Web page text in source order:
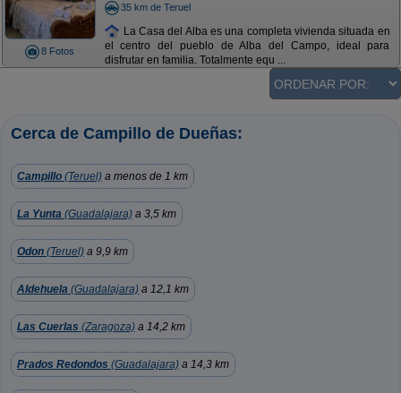
8 Fotos
35 km de Teruel
La Casa del Alba es una completa vivienda situada en
el centro del pueblo de Alba del Campo, ideal para
disfrutar en familia. Totalmente equ ...
Cerca de Campillo de Dueñas:
Campillo (Teruel) a menos de 1 km
La Yunta (Guadalajara) a 3,5 km
Odon (Teruel) a 9,9 km
Aldehuela (Guadalajara) a 12,1 km
Las Cuerlas (Zaragoza) a 14,2 km
Prados Redondos (Guadalajara) a 14,3 km